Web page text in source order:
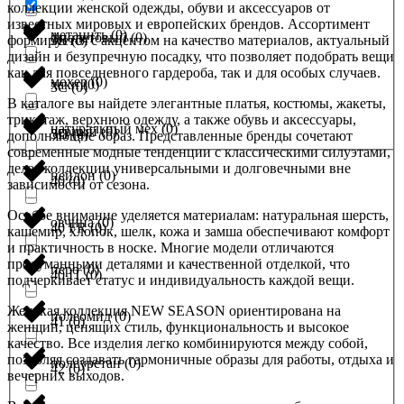
3B (0)
3C (0)
3D (0)
40 (0)
40 FR (0)
40 IT (0)
41 (0)
42 (0)
фиолетовый (0)
хаки (0)
черный (0)
метанить (0)
мохер (0)
натуральный мех (0)
нейлон (0)
овчина (0)
перо (0)
полеомид (0)
полеуретан (0)
коллекции женской одежды, обуви и аксессуаров от
известных мировых и европейских брендов. Ассортимент
формируется с акцентом на качество материалов, актуальный
дизайн и безупречную посадку, что позволяет подобрать вещи
как для повседневного гардероба, так и для особых случаев.
В каталоге вы найдете элегантные платья, костюмы, жакеты,
трикотаж, верхнюю одежду, а также обувь и аксессуары,
дополняющие образ. Представленные бренды сочетают
современные модные тенденции с классическими силуэтами,
делая коллекции универсальными и долговечными вне
зависимости от сезона.
Особое внимание уделяется материалам: натуральная шерсть,
кашемир, хлопок, шелк, кожа и замша обеспечивают комфорт
и практичность в носке. Многие модели отличаются
продуманными деталями и качественной отделкой, что
подчеркивает статус и индивидуальность каждой вещи.
Женская коллекция NEW SEASON ориентирована на
женщин, ценящих стиль, функциональность и высокое
качество. Все изделия легко комбинируются между собой,
позволяя создавать гармоничные образы для работы, отдыха и
вечерних выходов.